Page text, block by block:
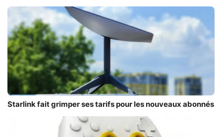
Starlink fait grimper ses tarifs pour les nouveaux abonnés